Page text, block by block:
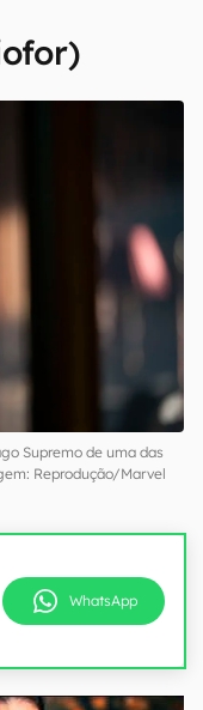
Supremo de uma das
Reprodução/Marvel
WhatsApp